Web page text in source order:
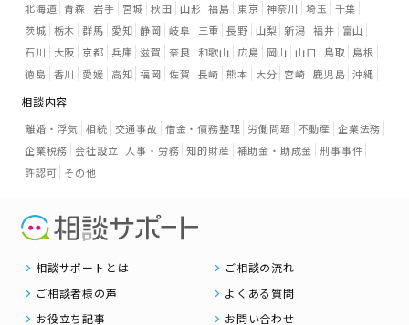
北海道 青森 岩手 宮城 秋田 山形 福島 東京 神奈川 埼玉
千葉
茨城 栃木 群馬 愛知 静岡 岐阜 三重 長野 山梨 新潟 福井
富山
石川
大阪 京都 兵庫 滋賀 奈良 和歌山 広島 岡山 山口 鳥取
島根
徳島 香川 愛媛 高知 福岡 佐賀 長崎 熊本 大分 宮崎 鹿児島 沖縄
相談内容
離婚・浮気 相続 交通事故 借金・債務整理 労働問題 不動産 企業法務
企業税務 会社設立 人事・労務 知的財産 補助金・助成金 刑事事件
許認可 その他
相談サポートとは
ご相談の流れ
ご相談者様の声
よくある質問
お役立ち記事
お問い合わせ